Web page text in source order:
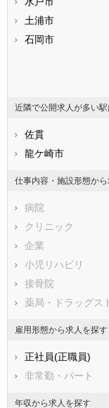
滋賀県
兵庫県
福岡県
熊本県
鹿児島県
土浦市
石岡市
笠間市
牛久市
ひたちなか市
筑西市
稲敷市
桜川市
行方市
つくばみらい市
東茨城郡茨城町
東茨城郡城里町
稲敷郡阿見町
結城郡八千代町
猿島郡境町
近隣で公開求人が多い駅
佐貫
龍ケ崎市
仕事内容・施設形態か
病院
クリニック
企業
小児リハビリ
接骨院
薬局・ドラッグス
雇用形態から求人を探す
正社員(正職員)
非常勤・パート
年収から求人を探す